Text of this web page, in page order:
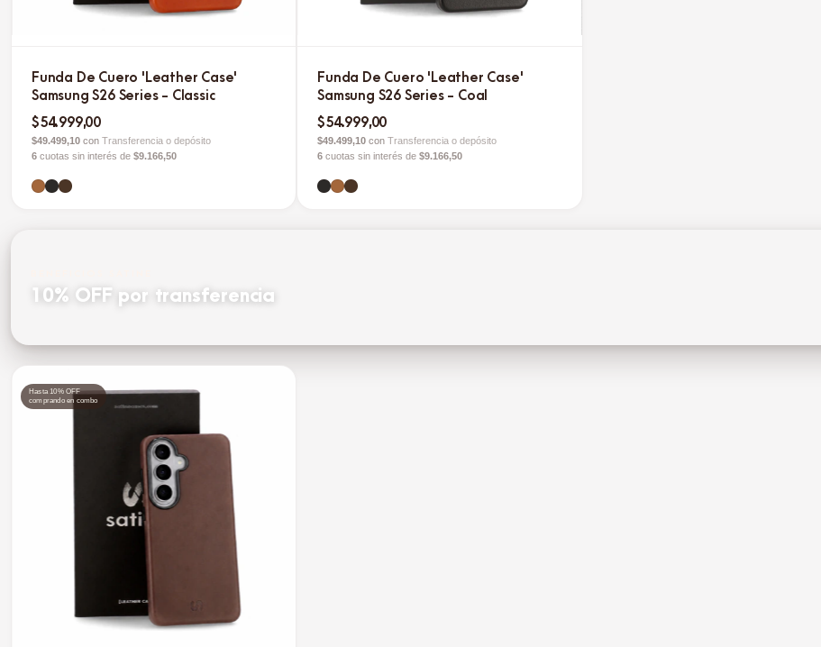
Funda De Cuero 'Leather Case'
Samsung S26 Series - Classic
$54.999,00
$49.499,10 con Transferencia o depósito
6 cuotas sin interés de $9.166,50
Funda De Cuero 'Leather Case'
Samsung S26 Series - Coal
$54.999,00
$49.499,10con Transferencia o depósito
6 cuotas sin interés de$9.166,50
10% OFF por transferencia
Hasta 10% OFF
comprando en combo